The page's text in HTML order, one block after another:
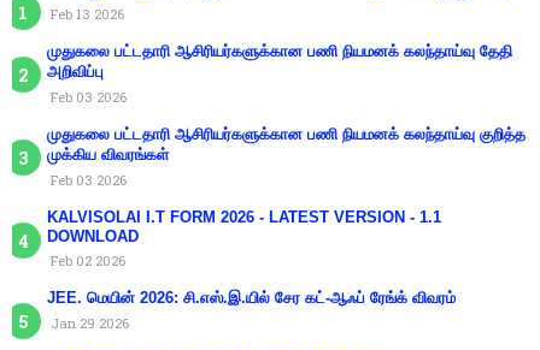
Feb 13 2026
முதுகலை பட்டதாரி ஆசிரியர்களுக்கான பணி நியமனக் கலந்தாய்வு தேதி
அறிவிப்பு
Feb 03 2026
முதுகலை பட்டதாரி ஆசிரியர்களுக்கான பணி நியமனக் கலந்தாய்வு குறித்த
முக்கிய விவரங்கள்
Feb 03 2026
KALVISOLAI I.T FORM 2026 - LATEST VERSION - 1.1
DOWNLOAD
Feb 02 2026
JEE. மெயின் 2026: சி.எஸ்.இ.யில் சேர கட்-ஆஃப் ரேங்க் விவரம்
Jan 29 2026